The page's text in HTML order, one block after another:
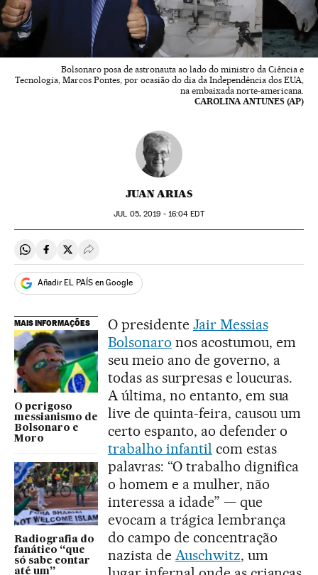
Bolsonaro posa de astronauta ao lado do ministro da Ciência e
Tecnologia, Marcos Pontes, por ocasião do dia da Independência dos EUA,
na embaixada norte-americana.
CAROLINA ANTUNES (AP)
JUAN ARIAS
JUL 05, 2019 - 16:04 EDT
Compartir en Whatsapp
Compartir en Facebook
Compartir en Twitter
Desplegar Redes Sociales
Añadir EL PAÍS en Google
MAIS INFORMAÇÕES
O perigoso
messianismo de
Bolsonaro e
Moro
Radiografia do
fanático “que
só sabe contar
até um”
O presidente Jair Messias
Bolsonaro nos acostumou, em
seu meio ano de governo, a
todas as surpresas e loucuras.
A última, no entanto, em sua
live de quinta-feira, causou um
certo espanto, ao defender o
trabalho infantil com estas
palavras: “O trabalho dignifica
o homem e a mulher, não
interessa a idade” — que
evocam a trágica lembrança
do campo de concentração
nazista de Auschwitz, um